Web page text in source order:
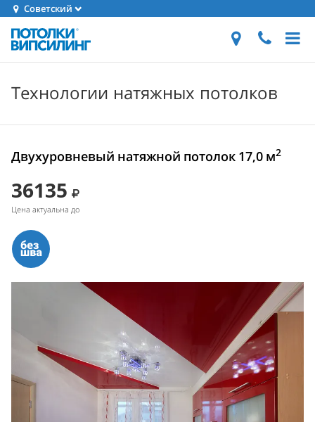
Советский
Технологии натяжных потолков
Двухуровневый натяжной потолок 17,0 м2
36135
Цена актуальна до